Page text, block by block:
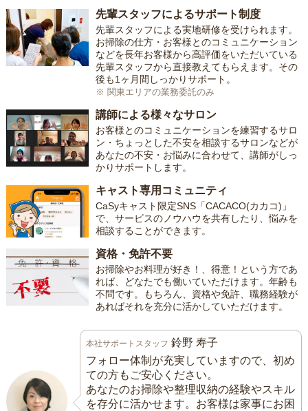
先輩スタッフによるサポート制度
先輩スタッフによる実地研修を受けられます。
お掃除の仕方・お客様とのコミュニケーション
などを長年お客様から高評価をいただいている
先輩スタッフから直接教えてもらえます。その
後も1ヶ月間しっかりサポート。
※ 関東エリアの業務委託のみ
講師による様々なサロン
お客様とのコミュニケーションを練習するサロ
ン・ちょっとした不安を相談するサロンなどが
あなたの不安・お悩みに合わせて、講師がしっ
かりサポートします。
キャスト専用コミュニティ
CaSyキャスト限定SNS「CACACO(カカコ)」
で、サービスのノウハウを共有したり、悩みを
相談することができます。
資格・免許不要
お掃除やお料理が好き！、得意！という方であ
れば、どなたでも働いていただけます。年齢も
不問です。もちろん、資格や免許、職務経験が
あればそれを充分に活かしていただけます。
本社サポートスタッフ 鈴野 寿子
フォロー体制が充実していますので、初め
ての方もご安心ください。
あなたのお掃除や整理収納の経験やスキル
を存分に活かせます。お客様は家事にお困